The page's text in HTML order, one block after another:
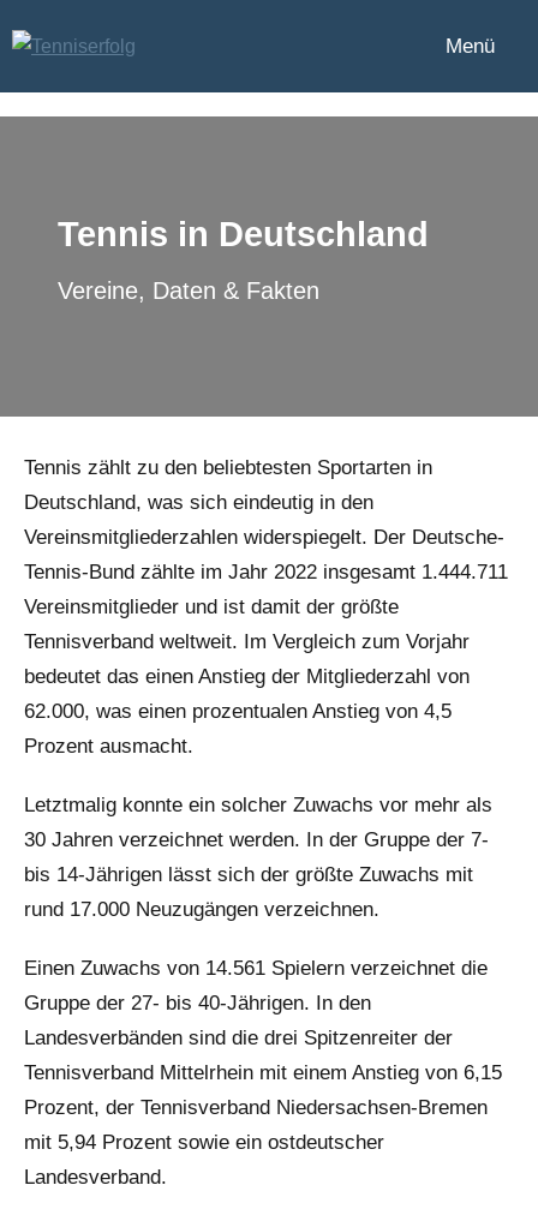
Inhalt
Menü
Tennis in Deutschland
Vereine, Daten & Fakten
Tennis zählt zu den beliebtesten Sportarten in
Deutschland, was sich eindeutig in den
Vereinsmitgliederzahlen widerspiegelt. Der Deutsche-
Tennis-Bund zählte im Jahr 2022 insgesamt 1.444.711
Vereinsmitglieder und ist damit der größte
Tennisverband weltweit. Im Vergleich zum Vorjahr
bedeutet das einen Anstieg der Mitgliederzahl von
62.000, was einen prozentualen Anstieg von 4,5
Prozent ausmacht.
Letztmalig konnte ein solcher Zuwachs vor mehr als
30 Jahren verzeichnet werden. In der Gruppe der 7-
bis 14-Jährigen lässt sich der größte Zuwachs mit
rund 17.000 Neuzugängen verzeichnen.
Einen Zuwachs von 14.561 Spielern verzeichnet die
Gruppe der 27- bis 40-Jährigen. In den
Landesverbänden sind die drei Spitzenreiter der
Tennisverband Mittelrhein mit einem Anstieg von 6,15
Prozent, der Tennisverband Niedersachsen-Bremen
mit 5,94 Prozent sowie ein ostdeutscher
Landesverband.